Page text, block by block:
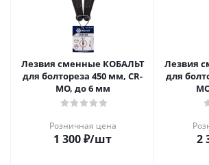
Лезвия сменные КОБАЛЬТ
для болтореза 450 мм, CR-
MO, до 6 мм
Розничная цена
1 300₽/шт
Лезвия
для
2